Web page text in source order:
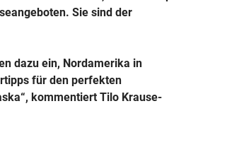
Sie sind der
dazu ein, Nordamerika in
für den perfekten
kommentiert Tilo Krause-